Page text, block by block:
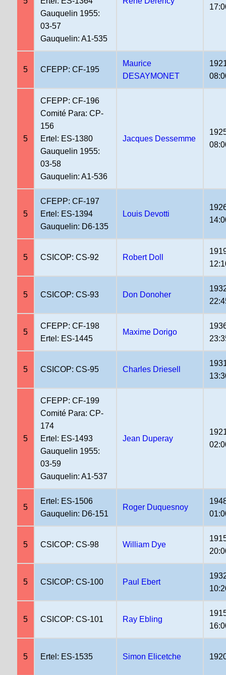
Gauquelin 1955:
03-57
Gauquelin: A1-535
5 CFEPP: CF-195
Maurice
DESAYMONET
5
CFEPP: CF-196
Comité Para: CP-
156
Ertel: ES-1380
Gauquelin 1955:
03-58
Gauquelin: A1-536
Jacques Dessemme
5
CFEPP: CF-197
Ertel: ES-1394
Gauquelin: D6-135
Louis Devotti
5 CSICOP: CS-92 Robert Doll
5 CSICOP: CS-93 Don Donoher
5
CFEPP: CF-198
Ertel: ES-1445
Maxime Dorigo
5 CSICOP: CS-95 Charles Driesell
5
CFEPP: CF-199
Comité Para: CP-
174
Ertel: ES-1493
Gauquelin 1955:
03-59
Gauquelin: A1-537
Jean Duperay
5
Ertel: ES-1506
Gauquelin: D6-151
Roger Duquesnoy
5 CSICOP: CS-98 William Dye
5 CSICOP: CS-100 Paul Ebert
5 CSICOP: CS-101 Ray Ebling
5 Ertel: ES-1535 Simon Elicetche